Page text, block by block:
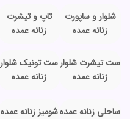
شلوار و ساپورت
زنانه عمده
تاپ و تیشرت
زنانه عمده
ست تیشرت شلوار
زنانه عمده
ست تونیک شلوار
زنانه عمده
ساحلی زنانه عمدهشومیز زنانه عمده